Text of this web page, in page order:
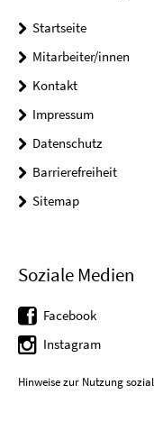
Startseite
Mitarbeiter/innen
Kontakt
Impressum
Datenschutz
Barrierefreiheit
Sitemap
Soziale Medien
Facebook
Instagram
Hinweise zur Nutzung